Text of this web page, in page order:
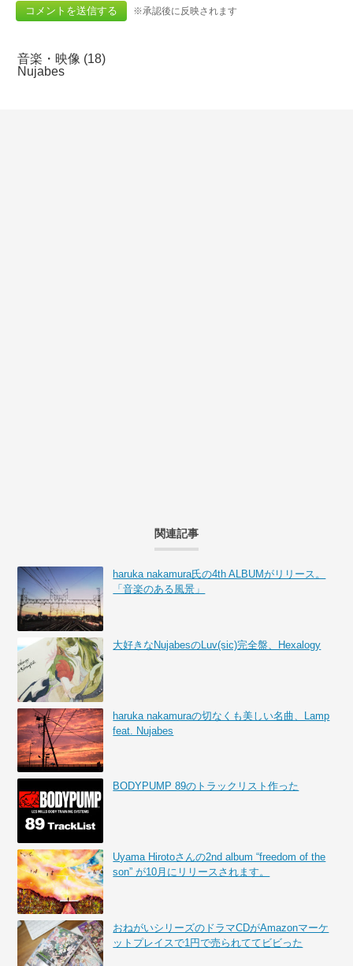
※承認後に反映されます
音楽・映像 (18)
Nujabes
関連記事
haruka nakamura氏の4th ALBUMがリリース。
「音楽のある風景」
大好きなNujabesのLuv(sic)完全盤、Hexalogy
haruka nakamuraの切なくも美しい名曲、Lamp
feat. Nujabes
BODYPUMP 89のトラックリスト作った
Uyama Hirotoさんの2nd album “freedom of the
son” が10月にリリースされます。
おねがいシリーズのドラマCDがAmazonマーケ
ットプレイスで1円で売られててビビった